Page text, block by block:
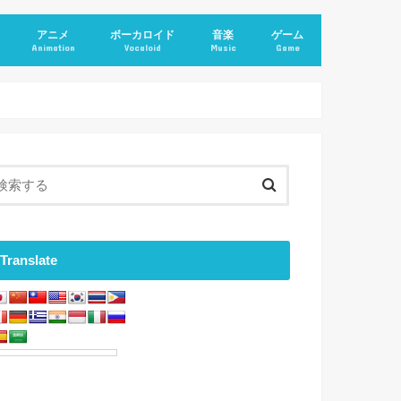
アニメ
Animation
ボーカロイド
Vocaloid
音楽
Music
ゲーム
Game
Translate